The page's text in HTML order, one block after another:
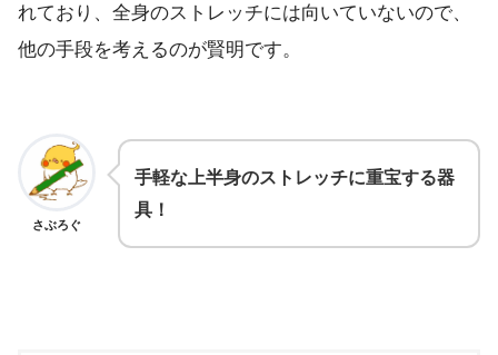
れており、全身のストレッチには向いていないので、
他の手段を考えるのが賢明です。
さぶろぐ
手軽な上半身のストレッチに重宝する器
具！